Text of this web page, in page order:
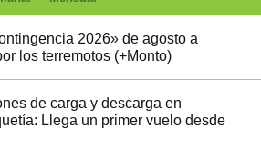
2026» de agosto a
los terremotos (+Monto)
de carga y descarga en
Llega un primer vuelo desde